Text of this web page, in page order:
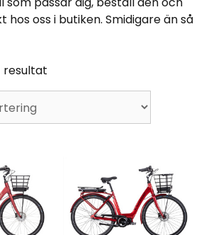
hos oss i butiken. Smidigare än så
resultat